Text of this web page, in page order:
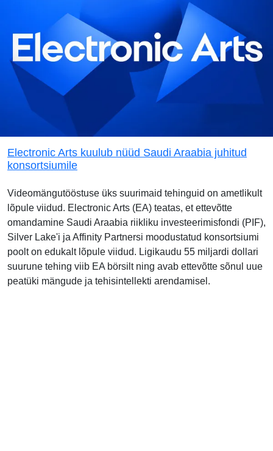
Electronic Arts kuulub nüüd Saudi Araabia juhitud
konsortsiumile
Videomängutööstuse üks suurimaid tehinguid on ametlikult
lõpule viidud. Electronic Arts (EA) teatas, et ettevõtte
omandamine Saudi Araabia riikliku investeerimisfondi (PIF),
Silver Lake'i ja Affinity Partnersi moodustatud konsortsiumi
poolt on edukalt lõpule viidud. Ligikaudu 55 miljardi dollari
suurune tehing viib EA börsilt ning avab ettevõtte sõnul uue
peatüki mängude ja tehisintellekti arendamisel.